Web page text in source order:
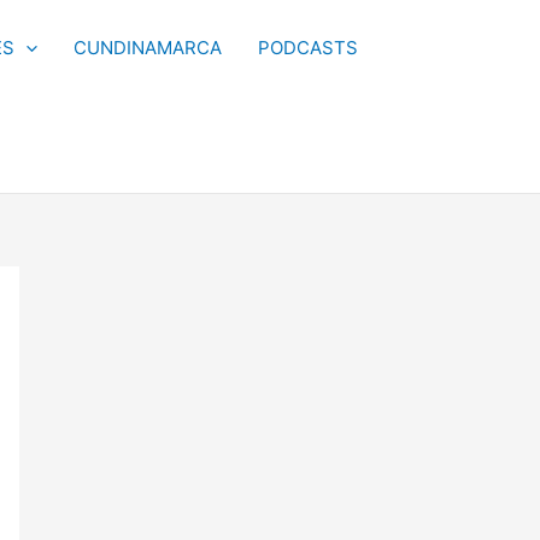
CUNDINAMARCA PODCASTS